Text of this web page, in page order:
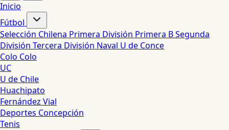
Inicio
Fútbol
Selección Chilena Primera División Primera BSegunda
División Tercera División Naval U de Conce
Colo Colo
UC
U de Chile
Huachipato
Fernández Vial
Deportes Concepción
Tenis